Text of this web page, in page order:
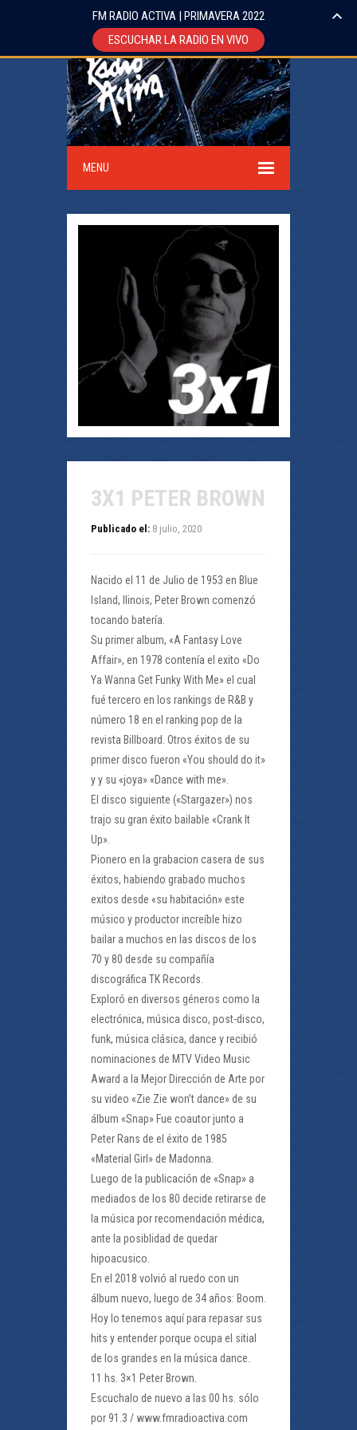
MENU
3X1 PETER BROWN
Publicado el: 8 julio, 2020
Nacido el 11 de Julio de 1953 en Blue
Island, Ilinois, Peter Brown comenzó
tocando batería.
Su primer album, «A Fantasy Love
Affair», en 1978 contenía el exito «Do
Ya Wanna Get Funky With Me» el cual
fué tercero en los rankings de R&B y
número 18 en el ranking pop de la
revista Billboard. Otros éxitos de su
primer disco fueron «You should do it»
y y su «joya» «Dance with me».
El disco siguiente («Stargazer») nos
trajo su gran éxito bailable «Crank It
Up».
Pionero en la grabacion casera de sus
éxitos, habiendo grabado muchos
exitos desde «su habitación» este
músico y productor increíble hizo
bailar a muchos en las discos de los
70 y 80 desde su compañía
discográfica TK Records.
Exploró en diversos géneros como la
electrónica, música disco, post-disco,
funk, música clásica, dance y recibió
nominaciones de MTV Video Music
Award a la Mejor Dirección de Arte por
su video «Zie Zie won’t dance» de su
álbum «Snap» Fue coautor junto a
Peter Rans de el éxito de 1985
«Material Girl» de Madonna.
Luego de la publicación de «Snap» a
mediados de los 80 decide retirarse de
la música por recomendación médica,
ante la posiblidad de quedar
hipoacusico.
En el 2018 volvió al ruedo con un
álbum nuevo, luego de 34 años: Boom.
Hoy lo tenemos aquí para repasar sus
hits y entender porque ocupa el sitial
de los grandes en la música dance.
11 hs. 3×1 Peter Brown.
Escuchalo de nuevo a las 00 hs. sólo
por 91.3 / www.fmradioactiva.com
FM RADIO ACTIVA | PRIMAVERA 2022
ESCUCHAR LA RADIO EN VIVO